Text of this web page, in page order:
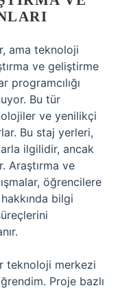
ama teknoloji
ve geliştirme
programcılığı
Bu tür
ve yenilikçi
Bu staj yerleri,
ilgilidir, ancak
Araştırma ve
öğrencilere
bilgi
teknoloji merkezi
Proje bazlı